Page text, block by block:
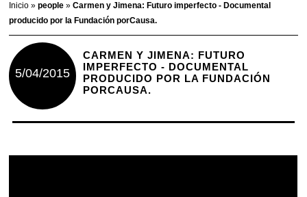
Inicio»people»Carmen y Jimena: Futuro imperfecto - Documental
producido por la Fundación porCausa.
5/04/2015
CARMEN Y JIMENA: FUTURO
IMPERFECTO - DOCUMENTAL
PRODUCIDO POR LA FUNDACIÓN
PORCAUSA.